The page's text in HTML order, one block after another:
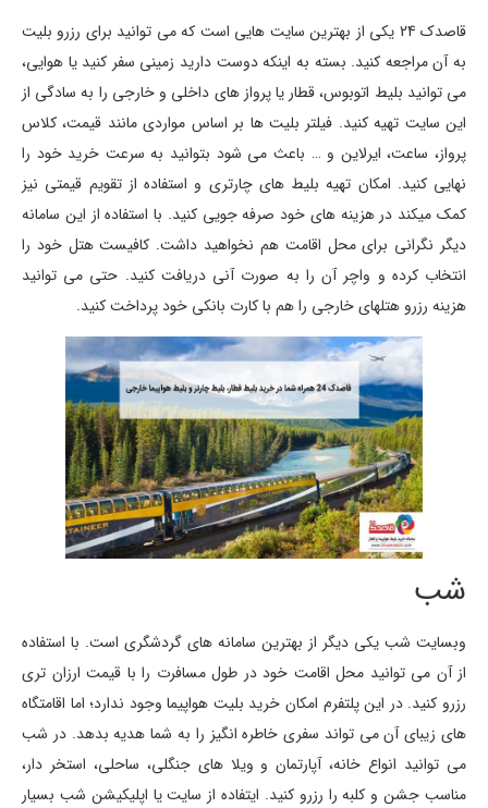
قاصدک 24 یکی از بهترین سایت هایی است که می توانید برای رزرو بلیت
به آن مراجعه کنید. بسته به اینکه دوست دارید زمینی سفر کنید یا هوایی،
می توانید بلیط اتوبوس، قطار یا پرواز های داخلی و خارجی را به سادگی از
این سایت تهیه کنید. فیلتر بلیت ها بر اساس مواردی مانند قیمت، کلاس
پرواز، ساعت، ایرلاین و … باعث می شود بتوانید به سرعت خرید خود را
نهایی کنید. امکان تهیه بلیط های چارتری و استفاده از تقویم قیمتی نیز
کمک میکند در هزینه های خود صرفه جویی کنید. با استفاده از این سامانه
دیگر نگرانی برای محل اقامت هم نخواهید داشت. کافیست هتل خود را
انتخاب کرده و واچر آن را به صورت آنی دریافت کنید. حتی می توانید
هزینه رزرو هتلهای خارجی را هم با کارت بانکی خود پرداخت کنید.
شب
وبسایت شب یکی دیگر از بهترین سامانه های گردشگری است. با استفاده
از آن می توانید محل اقامت خود در طول مسافرت را با قیمت ارزان تری
رزرو کنید. در این پلتفرم امکان خرید بلیت هواپیما وجود ندارد؛ اما اقامتگاه
های زیبای آن می تواند سفری خاطره انگیز را به شما هدیه بدهد. در شب
می توانید انواع خانه، آپارتمان و ویلا های جنگلی، ساحلی، استخر دار،
مناسب جشن و کلبه را رزرو کنید. ایتفاده از سایت یا اپلیکیشن شب بسیار